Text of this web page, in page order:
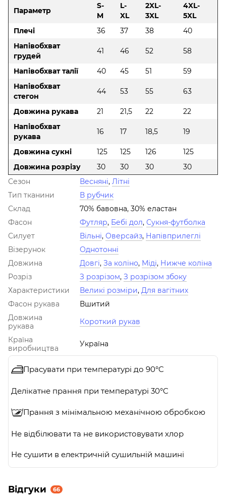
Параметр
S-
M
L-
XL
2XL-
3XL
4XL-
5XL
Плечі
36 37 38
40
Напівобхват
грудей
41 46 52 58
Напівобхват талії 40 45 51
59
Напівобхват
стегон
44 53 55 63
Довжина рукава 21 21,5 22
22
Напівобхват
рукава
16 17 18,5 19
Довжина сукні 125 125 126
125
Довжина розрізу
30 30 30
30
Сезон
Весняні, Літні
Тип тканини
В рубчик
Склад
70% бавовна, 30% еластан
Фасон
Футляр, Бебі дол, Сукня-футболка
Силует
Вільні, Оверсайз, Напівприлеглі
Візерунок
Однотонні
Довжина
Довгі, За коліно, Міді, Нижче коліна
Розріз
З розрізом, З розрізом збоку
Характеристики
Великі розміри, Для вагітних
Фасон рукава
Вшитий
Довжина
рукава
Короткий рукав
Країна
виробництва
Україна
Прасувати при температурі до 90°C
Делікатне прання при температурі 30°C
Прання з мінімальною механічною обробкою
Не відбілювати та не використовувати хлор
Не сушити в електричній сушильній машині
Відгуки 66